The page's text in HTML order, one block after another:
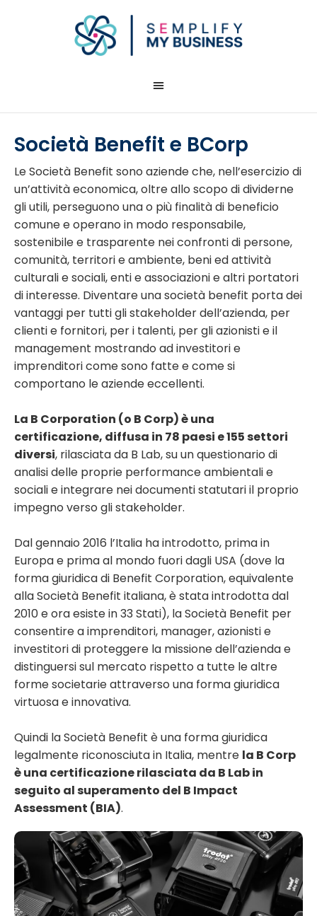
Società Benefit e BCorp
Le Società Benefit sono aziende che, nell’esercizio di
un’attività economica, oltre allo scopo di dividerne
gli utili, perseguono una o più finalità di beneficio
comune e operano in modo responsabile,
sostenibile e trasparente nei confronti di persone,
comunità, territori e ambiente, beni ed attività
culturali e sociali, enti e associazioni e altri portatori
di interesse. Diventare una società benefit porta dei
vantaggi per tutti gli stakeholder dell’azienda, per
clienti e fornitori, per i talenti, per gli azionisti e il
management mostrando ad investitori e
imprenditori come sono fatte e come si
comportano le aziende eccellenti.
La B Corporation (o B Corp) è una
certificazione, diffusa in 78 paesi e 155 settori
diversi, rilasciata da B Lab, su un questionario di
analisi delle proprie performance ambientali e
sociali e integrare nei documenti statutari il proprio
impegno verso gli stakeholder.
Dal gennaio 2016 l’Italia ha introdotto, prima in
Europa e prima al mondo fuori dagli USA (dove la
forma giuridica di Benefit Corporation,equivalente
alla Società Benefit italiana, è stata introdotta dal
2010 e ora esiste in 33 Stati), la Società Benefit per
consentire a imprenditori, manager, azionisti e
investitori di proteggere la missionedell’azienda e
distinguersi sul mercato rispetto a tutte le altre
forme societarie attraverso una formagiuridica
virtuosa e innovativa.
Quindi la Società Benefit è una forma giuridica
legalmente riconosciuta in Italia, mentre la B Corp
è una certificazione rilasciata da B Lab in
seguito al superamento del B Impact
Assessment (BIA).